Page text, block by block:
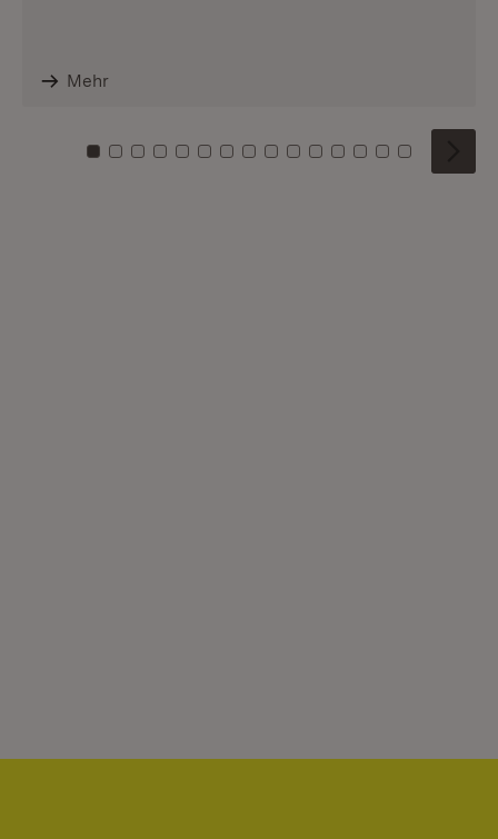
Mehr
Zu Kachel: 0
Zu Kachel: 1
Zu Kachel: 2
Zu Kachel: 3
Zu Kachel: 4
Zu Kachel: 5
Zu Kachel: 6
Zu Kachel: 7
Zu Kachel: 8
Zu Kachel: 9
Zu Kachel: 10
Zu Kachel: 11
Zu Kachel: 12
Zu Kachel:
Zu